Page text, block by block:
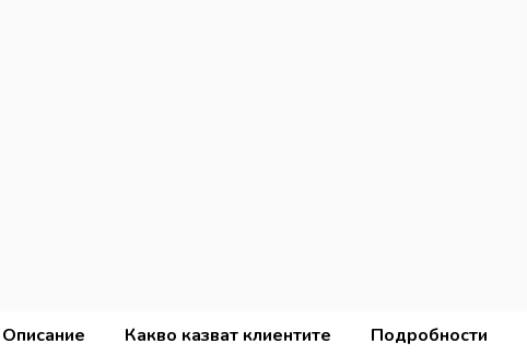
Описание Какво казват клиентите Подробности